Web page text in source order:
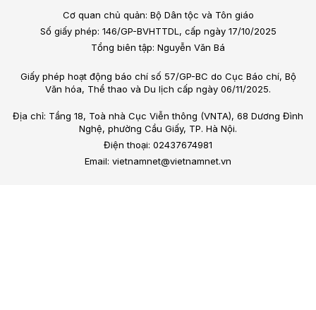
Cơ quan chủ quản: Bộ Dân tộc và Tôn giáo
Số giấy phép: 146/GP-BVHTTDL, cấp ngày 17/10/2025
Tổng biên tập: Nguyễn Văn Bá
Giấy phép hoạt động báo chí số 57/GP-BC do Cục Báo chí, Bộ
Văn hóa, Thể thao và Du lịch cấp ngày 06/11/2025.
Địa chỉ: Tầng 18, Toà nhà Cục Viễn thông (VNTA), 68 Dương Đình
Nghệ, phường Cầu Giấy, TP. Hà Nội.
Điện thoại: 02437674981
Email: vietnamnet@vietnamnet.vn